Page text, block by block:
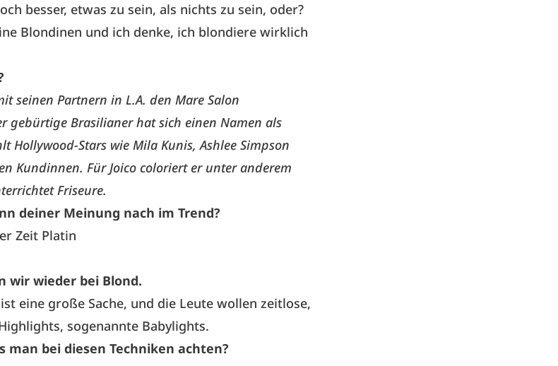
besser, etwas zu sein, als nichts zu sein, oder?
Blondinen und ich denke, ich blondiere wirklich
seinen Partnern in L.A. den Mare Salon
gebürtige Brasilianer hat sich einen Namen als
Hollywood-Stars wie Mila Kunis, Ashlee Simpson
Kundinnen. FürJoico coloriert er unter anderem
Friseure.
deiner Meinung nach im Trend?
Zeit Platin
wir wieder bei Blond.
ist eine große Sache, und die Leute wollen zeitlose,
sogenannte Babylights.
man bei diesen Techniken achten?